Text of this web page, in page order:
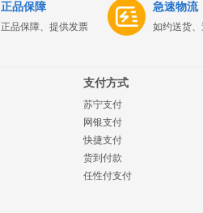
正品保障
正品保障、提供发票
急速物流
如约送货
支付方式
苏宁支付
网银支付
快捷支付
货到付款
任性付支付